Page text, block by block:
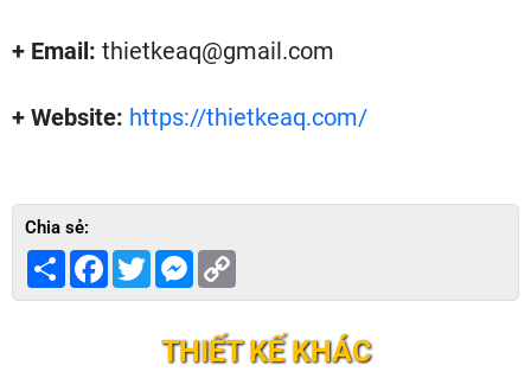
+ Email: thietkeaq@gmail.com
+ Website: https://thietkeaq.com/
Chia sẻ:
Share Facebook
TwitterMessenger
THIẾT KẾ KHÁC